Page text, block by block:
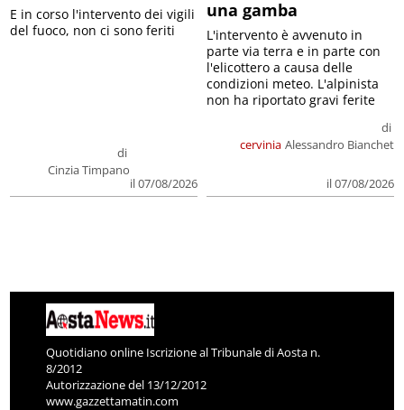
di
Cinzia Timpano
il 07/08/2026
E in corso l'intervento dei vigili
del fuoco, non ci sono feriti
una gamba
cervinia
di
Alessandro Bianchet
il 07/08/2026
L'intervento è avvenuto in
parte via terra e in parte con
l'elicottero a causa delle
condizioni meteo. L'alpinista
non ha riportato gravi ferite
Quotidiano online Iscrizione al Tribunale di Aosta n.
8/2012
Autorizzazione del 13/12/2012
www.gazzettamatin.com